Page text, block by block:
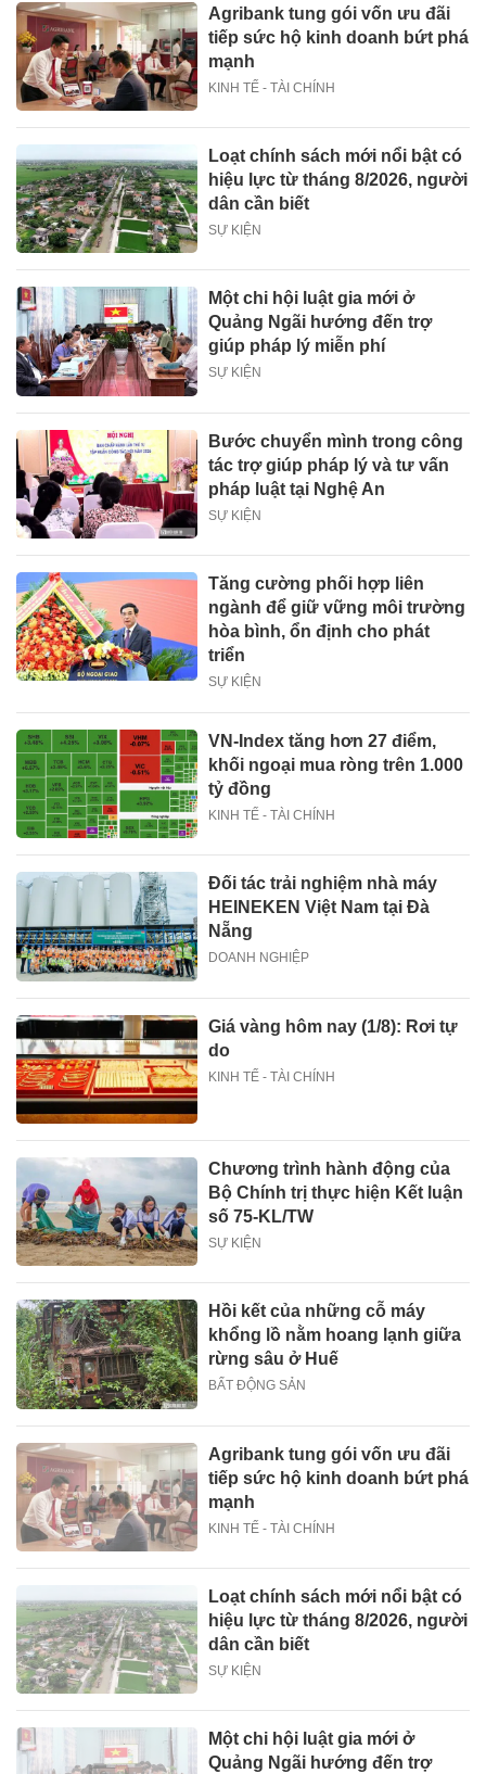
Agribank tung gói vốn ưu đãi
tiếp sức hộ kinh doanh bứt phá
mạnh
KINH TẾ - TÀI CHÍNH
Loạt chính sách mới nổi bật có
hiệu lực từ tháng 8/2026, người
dân cần biết
SỰ KIỆN
Một chi hội luật gia mới ở
Quảng Ngãi hướng đến trợ
giúp pháp lý miễn phí
SỰ KIỆN
Bước chuyển mình trong công
tác trợ giúp pháp lý và tư vấn
pháp luật tại Nghệ An
SỰ KIỆN
Tăng cường phối hợp liên
ngành để giữ vững môi trường
hòa bình, ổn định cho phát
triển
SỰ KIỆN
VN-Index tăng hơn 27 điểm,
khối ngoại mua ròng trên 1.000
tỷ đồng
KINH TẾ - TÀI CHÍNH
Đối tác trải nghiệm nhà máy
HEINEKEN Việt Nam tại Đà
Nẵng
DOANH NGHIỆP
Giá vàng hôm nay (1/8): Rơi tự
do
KINH TẾ - TÀI CHÍNH
Chương trình hành động của
Bộ Chính trị thực hiện Kết luận
số 75-KL/TW
SỰ KIỆN
Hồi kết của những cỗ máy
khổng lồ nằm hoang lạnh giữa
rừng sâu ở Huế
BẤT ĐỘNG SẢN
Agribank tung gói vốn ưu đãi
tiếp sức hộ kinh doanh bứt phá
mạnh
KINH TẾ - TÀI CHÍNH
Loạt chính sách mới nổi bật có
hiệu lực từ tháng 8/2026, người
dân cần biết
SỰ KIỆN
Một chi hội luật gia mới ở
Quảng Ngãi hướng đến trợ